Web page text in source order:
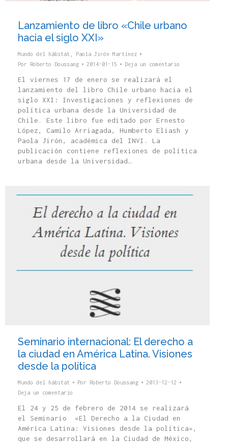
Lanzamiento de libro «Chile urbano
hacia el siglo XXI»
Mundo del hábitat
Paola Jirón Martínez
Por Roberto Doussang 2014-01-15 Deja un comentario
El viernes 17 de enero se realizará el
lanzamiento del libro Chile urbano hacia el
siglo XXI: Investigaciones y reflexiones de
política urbana desde la Universidad de
Chile. Este libro fue editado por Ernesto
López, Camilo Arriagada, Humberto Eliash y
Paola Jirón, académica del INVI. La
publicación contiene reflexiones de política
urbana desde la Universidad…
Seminario internacional: El derecho a
la ciudad en América Latina. Visiones
desde la política
Mundo del hábitat Por Roberto Doussang
2013-12-12
Deja un comentario
El 24 y 25 de febrero de 2014 se realizará
el Seminario «El Derecho a la Ciudad en
América Latina: Visiones desde la política»,
que se desarrollará en la Ciudad de México,